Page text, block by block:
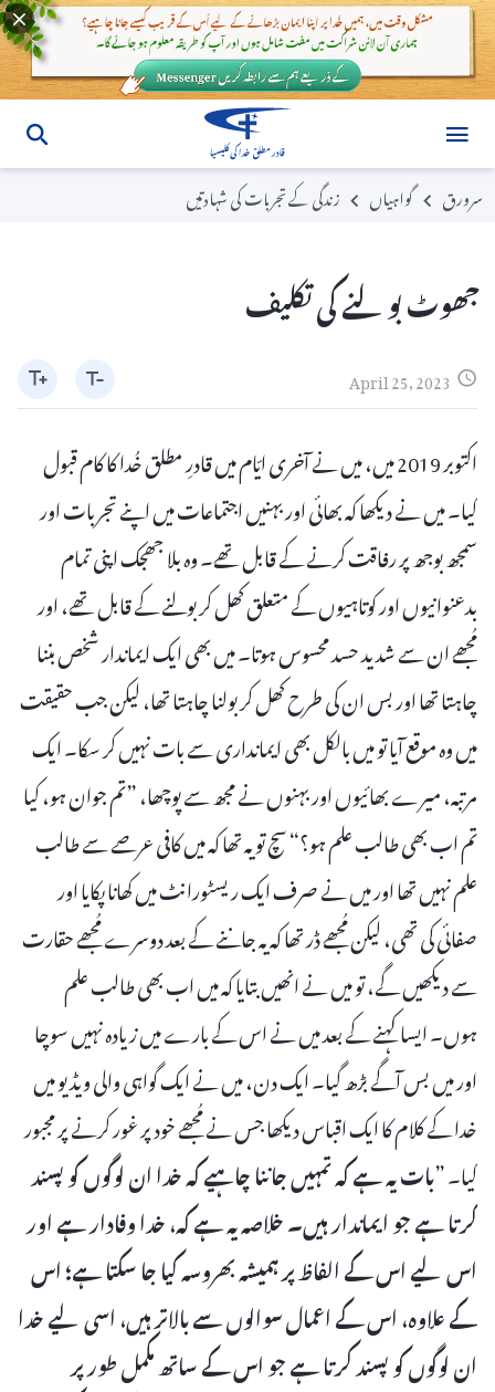
سرورق گواہیاں زندگی کے تجربات کی شہادتیں
جھوٹ بولنے کی تکلیف
April 25, 2023
اکتوبر 2019 میں، میں نے آخری ایّام میں قادرِ مطلق خُدا کا کام قبول
کیا۔ میں نے دیکھا کہ بھائی اور بہنیں اجتماعات میں اپنے تجربات اور
سمجھ بوجھ پر رفاقت کرنے کے قابل تھے۔ وہ بلا جھجک اپنی تمام
بدعنوانیوں اور کوتاہیوں کے متعلق کھل کر بولنے کے قابل تھے، اور
مُجھے ان سے شدید حسد محسوس ہوتا۔ میں بھی ایک ایماندار شخص بننا
چاہتا تھا اور بس ان کی طرح کھل کر بولنا چاہتا تھا، لیکن جب حقیقت
میں وہ موقع آیا تو میں بالکل بھی ایمانداری سے بات نہیں کر سکا۔ ایک
مرتبہ، میرے بھائیوں اور بہنوں نے مجھ سے پوچھا، ”تم جوان ہو، کیا
تم اب بھی طالب علم ہو؟“ سچ تو یہ تھا کہ میں کافی عرصے سے طالب
علم نہیں تھا اور میں نے صرف ایک ریسٹورانٹ میں کھانا پکایا اور
صفائی کی تھی، لیکن مُجھے ڈر تھا کہ یہ جاننے کے بعد دوسرے مُجھے حقارت
سے دیکھیں گے، تو میں نے انھیں بتایا کہ میں اب بھی طالب علم
ہوں۔ ایسا کہنے کے بعد میں نے اس کے بارے میں زیادہ نہیں سوچا
اور میں بس آگے بڑھ گیا۔ ایک دن، میں نے ایک گواہی والی ویڈیو میں
خدا کے کلام کا ایک اقباس دیکھا جس نے مُجھے خود پر غور کرنے پر مجبور
کیا۔ ”بات یہ ہے کہ تمہیں جاننا چاہیے کہ خدا ان لوگوں کو پسند
کرتا ہے جو ایماندار ہیں۔ خلاصہ یہ ہے کہ، خدا وفادار ہے اور
اس لیے اس کے الفاظ پر ہمیشہ بھروسہ کیا جا سکتا ہے؛ اس
کے علاوہ، اس کے اعمال سوالوں سے بالاتر ہیں، اسی لیے خدا
ان لوگوں کو پسند کرتا ہے جو اس کے ساتھ مکمل طور پر